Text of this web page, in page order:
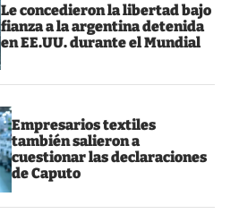
Le concedieron la libertad bajo
fianza a la argentina detenida
en EE.UU. durante el Mundial
Empresarios textiles
también salieron a
cuestionar las declaraciones
de Caputo